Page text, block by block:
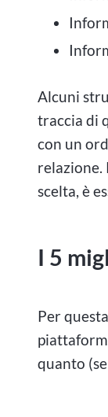
posta in
gli esiti
Il
somme di
Il gioco
di mettere
Alcuni
traccia di
con un
relazione.
scelta, è
I 5
Per
quanto